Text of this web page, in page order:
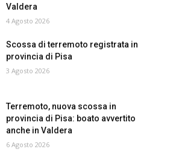
Valdera
4 Agosto 2026
Scossa di terremoto registrata in
provincia di Pisa
3 Agosto 2026
Terremoto, nuova scossa in
provincia di Pisa: boato avvertito
anche in Valdera
6 Agosto 2026